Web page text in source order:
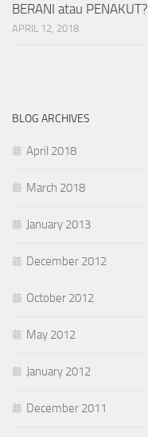
BERANI atau PENAKUT?
APRIL 12, 2018
BLOG ARCHIVES
April 2018
March 2018
January 2013
December 2012
October 2012
May 2012
January 2012
December 2011